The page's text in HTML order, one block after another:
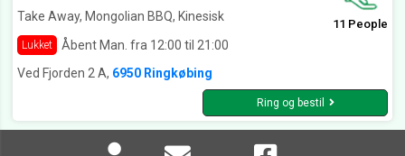
Take Away, Mongolian BBQ, Kinesisk
Lukket Åbent Man. fra 12:00 til 21:00
11 People
Ved Fjorden 2 A, 6950 Ringkøbing
Ring og bestil